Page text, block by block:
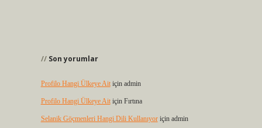
Son yorumlar
Profilo Hangi Ülkeye Aitiçin admin
Profilo Hangi Ülkeye Aitiçin Fırtına
Selanik Göçmenleri Hangi Dili Kullanıyoriçin admin